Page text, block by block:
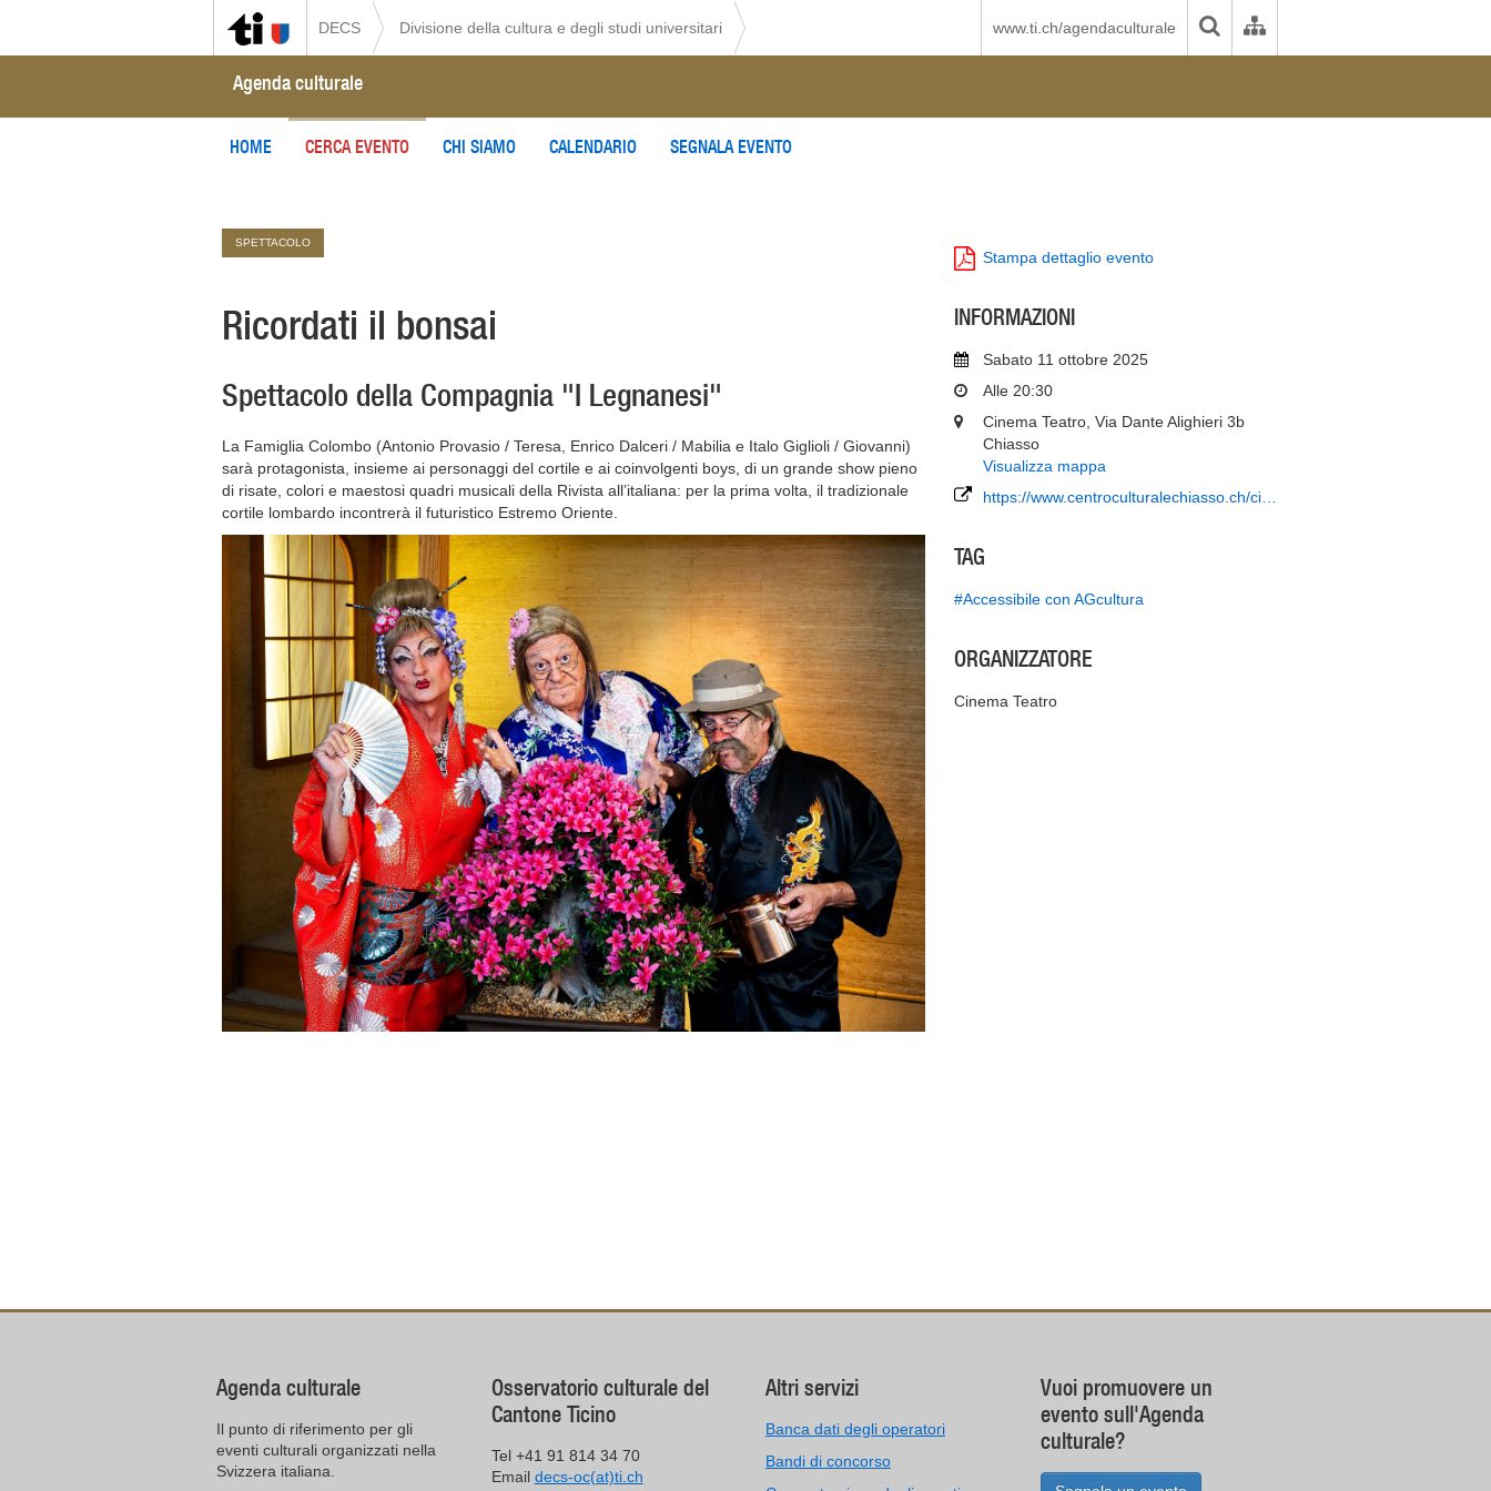
DECS Divisione della cultura e degli studi universitari www.ti.ch/agendaculturale
Agenda culturale
HOME CERCA EVENTO CHI SIAMO CALENDARIO SEGNALA EVENTO
SPETTACOLO
Ricordati il bonsai
Spettacolo della Compagnia "I Legnanesi"
La Famiglia Colombo (Antonio Provasio / Teresa, Enrico Dalceri / Mabilia e Italo Giglioli / Giovanni)
sarà protagonista, insieme ai personaggi del cortile e ai coinvolgenti boys, di un grande show pieno
di risate, colori e maestosi quadri musicali della Rivista all’italiana: per la prima volta, il tradizionale
cortile lombardo incontrerà il futuristico Estremo Oriente.
Stampa dettaglio evento
INFORMAZIONI
Sabato 11 ottobre 2025
Alle 20:30
Cinema Teatro, Via Dante Alighieri 3b
Chiasso
Visualizza mappa
https://www.centroculturalechiasso.ch/ci…
TAG
#Accessibile con AGcultura
ORGANIZZATORE
Cinema Teatro
Agenda culturale
Il punto di riferimento per gli
eventi culturali organizzati nella
Svizzera italiana.
Osservatorio culturale del
Cantone Ticino
Tel +41 91 814 34 70
Email decs-oc(at)ti.ch
Altri servizi
Banca dati degli operatori
Bandi di concorso
Vuoi promuovere un
evento sull'Agenda
culturale?